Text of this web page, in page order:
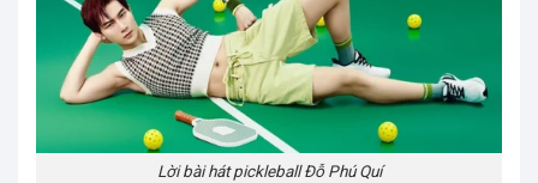
Lời bài hát pickleball Đỗ Phú Quí